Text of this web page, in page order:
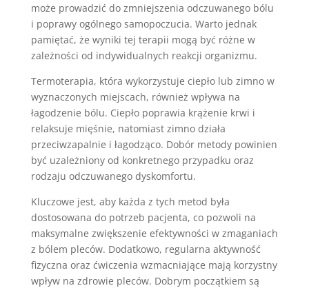
może prowadzić do zmniejszenia odczuwanego bólu
i poprawy ogólnego samopoczucia. Warto jednak
pamiętać, że wyniki tej terapii mogą być różne w
zależności od indywidualnych reakcji organizmu.
Termoterapia, która wykorzystuje ciepło lub zimno w
wyznaczonych miejscach, również wpływa na
łagodzenie bólu. Ciepło poprawia krążenie krwi i
relaksuje mięśnie, natomiast zimno działa
przeciwzapalnie i łagodząco. Dobór metody powinien
być uzależniony od konkretnego przypadku oraz
rodzaju odczuwanego dyskomfortu.
Kluczowe jest, aby każda z tych metod była
dostosowana do potrzeb pacjenta, co pozwoli na
maksymalne zwiększenie efektywności w zmaganiach
z bólem pleców. Dodatkowo, regularna aktywność
fizyczna oraz ćwiczenia wzmacniające mają korzystny
wpływ na zdrowie pleców. Dobrym początkiem są